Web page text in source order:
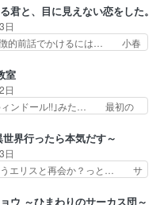
た2人の関係… 確かに相手に
いるけど、… 白シャツが作業
すかね…
ず、エピソードの打率… 田山
沼っていく…こんな… 佐々木
ですね笑最近まじ… 佐々木が
に変えるって、… もうドラマ
んの優しさ… 先行で見た時よ
しを感… ABEMA版の7〜8
上…
君と、目に見えない恋をした。
日
徴的前話でかけるには… 小春
てるのかぁ。かける… 完全な
たねぇ…OPとE… 余計な物
った小春ちゃん… 光も感じな
ね…おめかし… 母役に能登さ
った本当… 股に海豚を挟み水
芻…恋… OPEDとも無人バー
人…
室
日
ィンドール!!｣みた… 最初の
きだよね。ツン… 一等級ポテ
ゃん可愛くて… そういや、ア
のくせに、… とうとうアリア
これまで… 毎度ながらのスピ
界行ったら本気だす～
日
うエリスと再会か？っと… サ
進められているサラ… サラと
ウ ～ひまわりのサーカス団～